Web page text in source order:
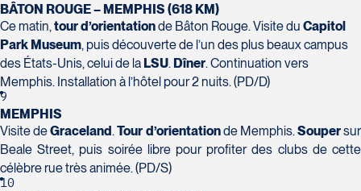
BÂTON ROUGE – MEMPHIS (618 KM)
Ce matin,tour d’orientationde Bâton Rouge. Visite du Capitol
Park Museum, puis découverte de l’un des plus beaux campus
des États-Unis, celui de la LSU. Dîner. Continuation vers
Memphis. Installation à l’hôtel pour 2 nuits. (PD/D)
9
MEMPHIS
Visite deGraceland.Tour d’orientationde Memphis.Soupersur
Beale Street, puis soirée libre pour profiter des clubs de cette
célèbre rue très animée. (PD/S)
10
Voyages CAA Brossard
8940 Boulevard Leduc - Bureau 20
Brossard
J4Y 0G4
2 rue Pleau
Pont-Rouge
G3H 2G2
Tél :